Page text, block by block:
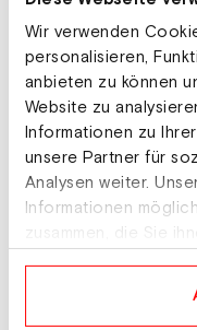
Wir verwenden
personalisieren,
anbieten zu können
Website zu
Informationen zu
unsere Partner für
Analysen weiter.
Informationen
zusammen, die Sie